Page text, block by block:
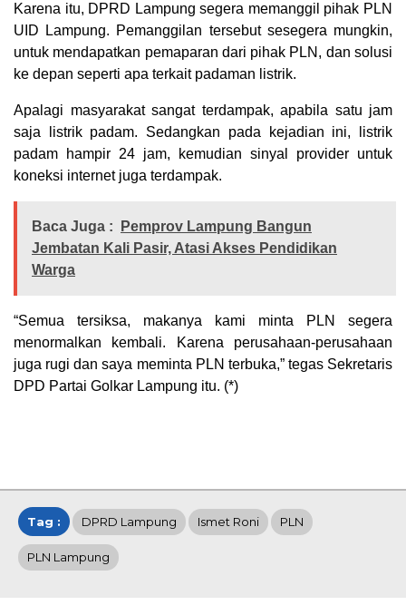
Karena itu, DPRD Lampung segera memanggil pihak PLN
UID Lampung. Pemanggilan tersebut sesegera mungkin,
untuk mendapatkan pemaparan dari pihak PLN, dan solusi
ke depan seperti apa terkait padaman listrik.
Apalagi masyarakat sangat terdampak, apabila satu jam
saja listrik padam. Sedangkan pada kejadian ini, listrik
padam hampir 24 jam, kemudian sinyal provider untuk
koneksi internet juga terdampak.
Baca Juga :
Pemprov Lampung Bangun
Jembatan Kali Pasir, Atasi Akses Pendidikan
Warga
“Semua tersiksa, makanya kami minta PLN segera
menormalkan kembali. Karena perusahaan-perusahaan
juga rugi dan saya meminta PLN terbuka,” tegas Sekretaris
DPD Partai Golkar Lampung itu. (*)
Tag : DPRD Lampung Ismet Roni PLN
PLN Lampung